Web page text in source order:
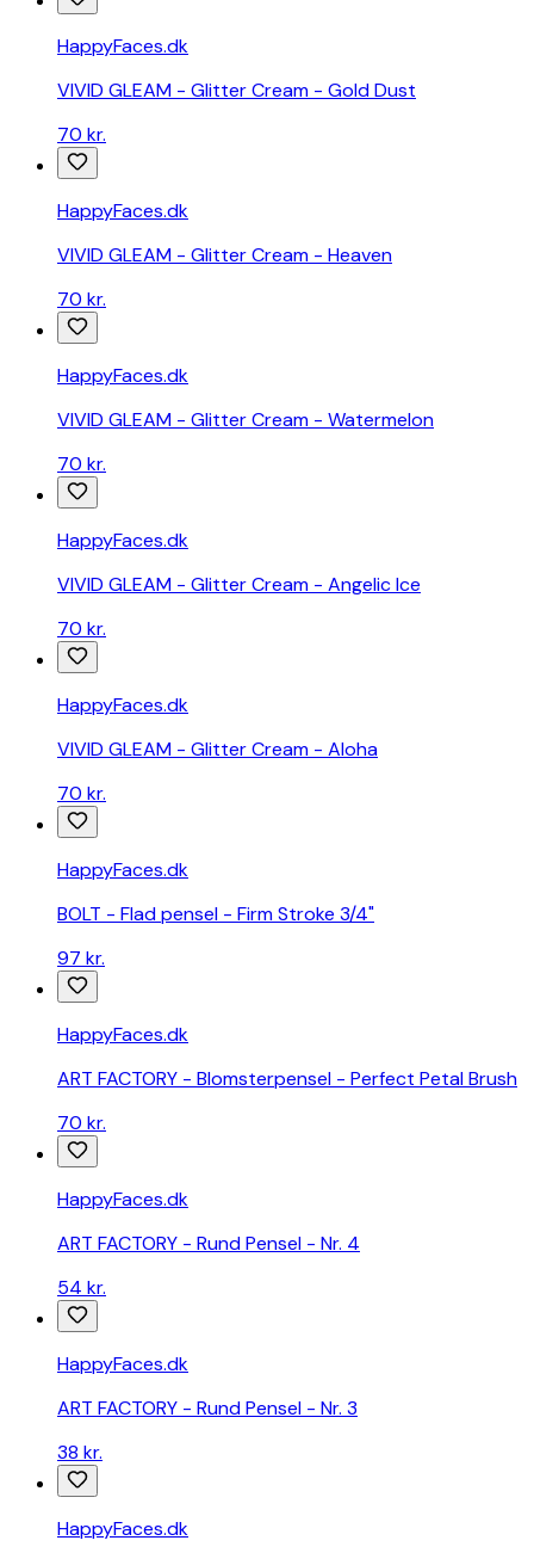
HappyFaces.dk
VIVID GLEAM - Glitter Cream - Gold Dust
70 kr.
HappyFaces.dk
VIVID GLEAM - Glitter Cream - Heaven
70 kr.
HappyFaces.dk
VIVID GLEAM - Glitter Cream - Watermelon
70 kr.
HappyFaces.dk
VIVID GLEAM - Glitter Cream - Angelic Ice
70 kr.
HappyFaces.dk
VIVID GLEAM - Glitter Cream - Aloha
70 kr.
HappyFaces.dk
BOLT - Flad pensel - Firm Stroke 3/4"
97 kr.
HappyFaces.dk
ART FACTORY - Blomsterpensel - Perfect Petal Brush
70 kr.
HappyFaces.dk
ART FACTORY - Rund Pensel - Nr. 4
54 kr.
HappyFaces.dk
ART FACTORY - Rund Pensel - Nr. 3
38 kr.
HappyFaces.dk